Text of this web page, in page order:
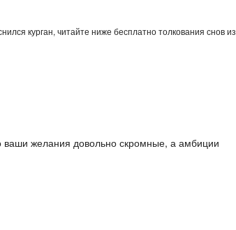
курган, читайте ниже бесплатно толкования снов из
ваши желания довольно скромные, а амбиции